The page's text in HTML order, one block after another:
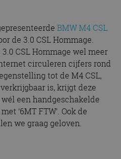
BMW M4 CSL
de 3.0 CSL Hommage.
CSL Hommage wel meer
circuleren cijfers rond
tot de M4 CSL,
is, krijgt deze
een handgeschakelde
‘6MT FTW’. Ook de
we graag geloven.